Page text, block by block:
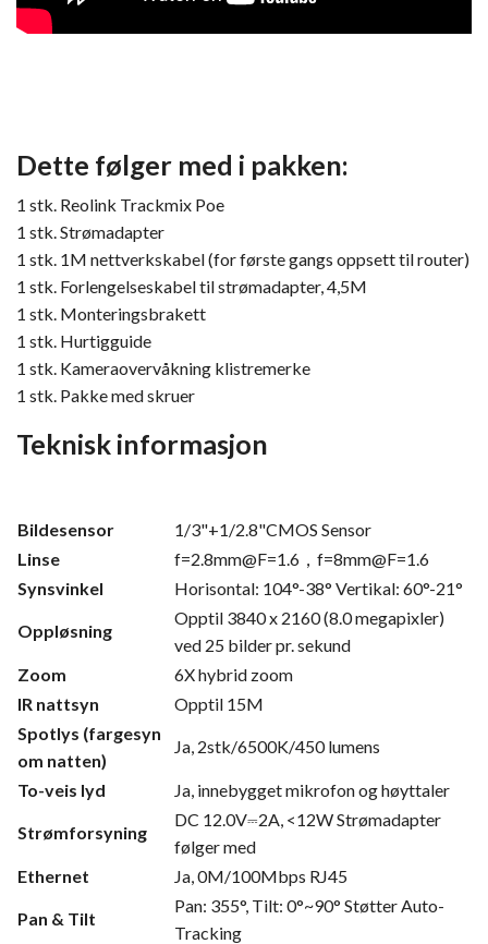
Dette følger med i pakken:
1 stk. Reolink Trackmix Poe
1 stk. Strømadapter
1 stk. 1M nettverkskabel (for første gangs oppsett til router)
1 stk. Forlengelseskabel til strømadapter, 4,5M
1 stk. Monteringsbrakett
1 stk. Hurtigguide
1 stk. Kameraovervåkning klistremerke
1 stk. Pakke med skruer
Teknisk informasjon
Bildesensor
1/3"+1/2.8"CMOS Sensor
Linse
f=2.8mm@F=1.6，f=8mm@F=1.6
Synsvinkel
Horisontal: 104°-38° Vertikal: 60°-21°
Oppløsning
Opptil 3840 x 2160 (8.0 megapixler)
ved 25 bilder pr. sekund
Zoom
6X hybrid zoom
IR nattsyn
Opptil 15M
Spotlys (fargesyn
om natten)
Ja, 2stk/6500K/450 lumens
To-veis lyd Ja, innebygget mikrofon og høyttaler
Strømforsyning
DC 12.0V⎓2A, <12W Strømadapter
følger med
Ethernet
Ja, 0M/100Mbps RJ45
Pan & Tilt
Pan: 355°, Tilt: 0°~90° Støtter Auto-
Tracking